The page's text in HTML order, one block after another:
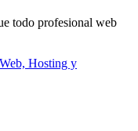
todo profesional web
Hosting y